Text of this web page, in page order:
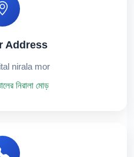
Address
nirala mor
নিরালা মোড়